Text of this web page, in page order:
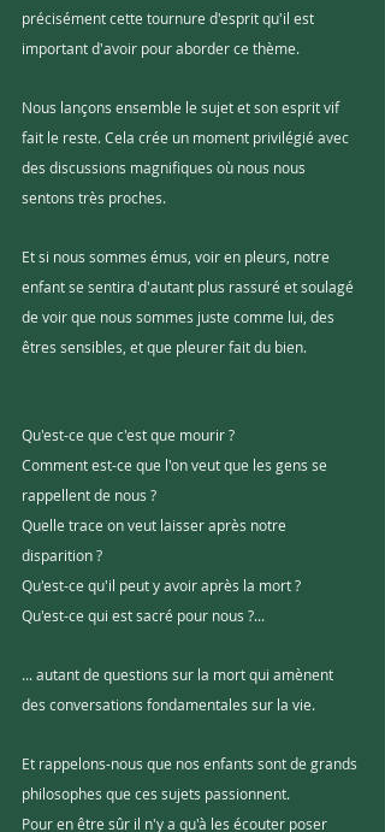
précisément cette tournure d'esprit qu'il est
important d'avoir pour aborder ce thème.
Nous lançons ensemble le sujet et son esprit vif
fait le reste. Cela crée un moment privilégié avec
des discussions magnifiques où nous nous
sentons très proches.
Et si nous sommes émus, voir en pleurs, notre
enfant se sentira d'autant plus rassuré et soulagé
de voir que nous sommes juste comme lui, des
êtres sensibles, et que pleurer fait du bien.
Qu'est-ce que c'est que mourir ?
Comment est-ce que l'on veut que les gens se
rappellent de nous ?
Quelle trace on veut laisser après notre
disparition ?
Qu'est-ce qu'il peut y avoir après la mort ?
Qu'est-ce qui est sacré pour nous ?...
... autant de questions sur la mort qui amènent
des conversations fondamentales sur la vie.
Et rappelons-nous que nos enfants sont de grands
philosophes que ces sujets passionnent.
Pour en être sûr il n'y a qu'à les écouter poser